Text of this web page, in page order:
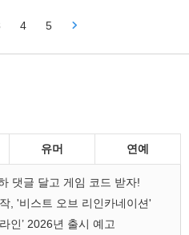
4 5
유머 연예
댓글 달고 게임 코드 받자!
, '비스트 오브 리인카네이션'
인’ 2026년 출시 예고